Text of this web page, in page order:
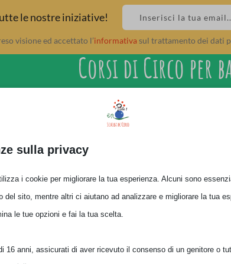
Corsi di Circo per
le nostre iniziative!
visione ed accettato l’informativasul trattamento dei dati
sulla privacy
i cookie per migliorare la tua esperienza. Alcuni sono
del sito, mentre altri ci aiutano ad analizzare e migliorare la tua
le tue opzioni e fai la tua scelta.
16 anni, assicurati di aver ricevuto il consenso di un genitore o